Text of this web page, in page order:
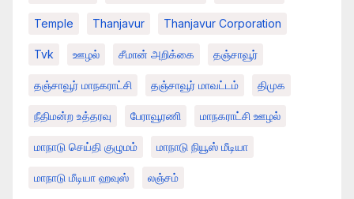
Temple Thanjavur Thanjavur Corporation
Tvk ஊழல் சீமான் அறிக்கை தஞ்சாவூர்
தஞ்சாவூர் மாநகராட்சி தஞ்சாவூர் மாவட்டம் திமுக
நீதிமன்ற உத்தரவு பேராவூரணி மாநகராட்சி ஊழல்
மாநாடு செய்தி குழுமம் மாநாடு நியூஸ் மீடியா
மாநாடு மீடியா ஹவுஸ் லஞ்சம்